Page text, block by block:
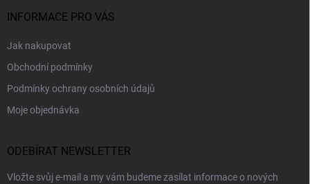
INFORMACE PRO VÁS
Jak nakupovat
Obchodní podmínky
Podmínky ochrany osobních údajů
Moje objednávka
ODEBÍRAT NEWSLETTER
Vložte svůj e-mail a my vám budeme zasílat informace o nových